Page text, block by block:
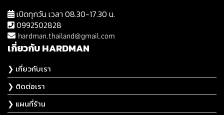
เปิดทุกวัน เวลา 08.30-17.30 น.
0992502828
hardman.thailand@gmail.com
เกี่ยวกับ HARDMAN
❯ เกี่ยวกับเรา
❯ ติดต่อเรา
❯ แผนที่ร้าน